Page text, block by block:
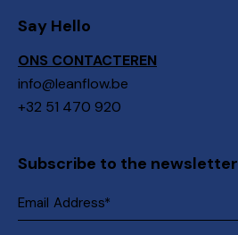
Say Hello
ONS CONTACTEREN
info@leanflow.be
+32 51 470 920
Subscribe to the newsletter